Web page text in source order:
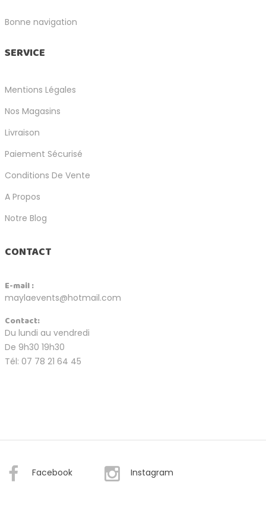
Bonne navigation
SERVICE
Mentions Légales
Nos Magasins
Livraison
Paiement Sécurisé
Conditions De Vente
A Propos
Notre Blog
CONTACT
E-mail :
maylaevents@hotmail.com
Contact:
Du lundi au vendredi
De 9h30 19h30
Tél: 07 78 21 64 45
Facebook Instagram